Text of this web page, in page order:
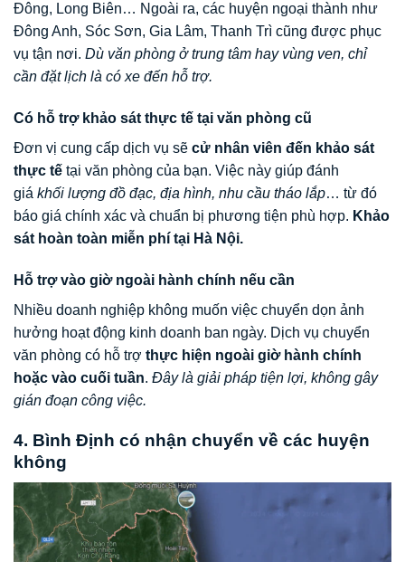
Đông, Long Biên… Ngoài ra, các huyện ngoại thành như
Đông Anh, Sóc Sơn, Gia Lâm, Thanh Trì cũng được phục
vụ tận nơi. Dù văn phòng ở trung tâm hay vùng ven, chỉ
cần đặt lịch là có xe đến hỗ trợ.
Có hỗ trợ khảo sát thực tế tại văn phòng cũ
Đơn vị cung cấp dịch vụ sẽ cử nhân viên đến khảo sát
thực tế tại văn phòng của bạn. Việc này giúp đánh
giá khối lượng đồ đạc, địa hình, nhu cầu tháo lắp… từ đó
báo giá chính xác và chuẩn bị phương tiện phù hợp. Khảo
sát hoàn toàn miễn phí tại Hà Nội.
Hỗ trợ vào giờ ngoài hành chính nếu cần
Nhiều doanh nghiệp không muốn việc chuyển dọn ảnh
hưởng hoạt động kinh doanh ban ngày. Dịch vụ chuyển
văn phòng có hỗ trợ thực hiện ngoài giờ hành chính
hoặc vào cuối tuần. Đây là giải pháp tiện lợi, không gây
gián đoạn công việc.
4. Bình Định có nhận chuyển về các huyện
không